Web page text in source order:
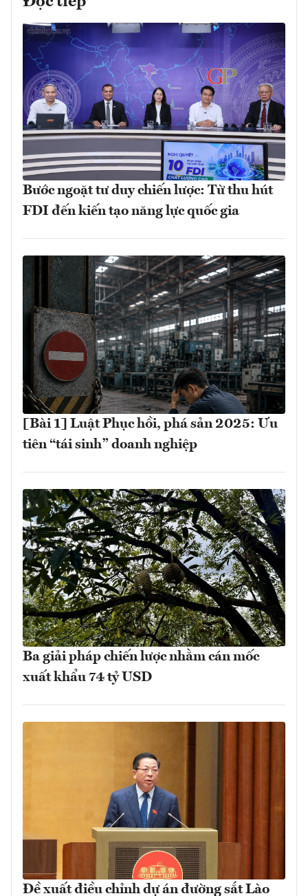
Bước ngoặt tư duy chiến lược: Từ thu hút
FDI đến kiến tạo năng lực quốc gia
[Bài 1] Luật Phục hồi, phá sản 2025: Ưu
tiên “tái sinh” doanh nghiệp
Ba giải pháp chiến lược nhằm cán mốc
xuất khẩu 74 tỷ USD
Đề xuất điều chỉnh dự án đường sắt Lào